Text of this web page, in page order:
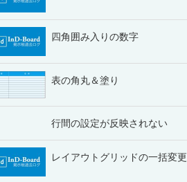
四角囲み入りの数字
表の角丸＆塗り
行間の設定が反映されない
レイアウトグリッドの一括変更